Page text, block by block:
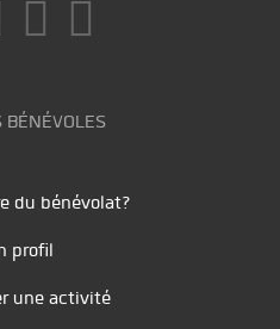
BÉNÉVOLES
du bénévolat?
profil
une activité